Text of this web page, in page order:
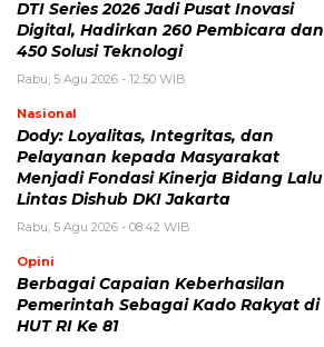
DTI Series 2026 Jadi Pusat Inovasi
Digital, Hadirkan 260 Pembicara dan
450 Solusi Teknologi
Rabu, 5 Agu 2026 - 12:50 WIB
Nasional
Dody: Loyalitas, Integritas, dan
Pelayanan kepada Masyarakat
Menjadi Fondasi Kinerja Bidang Lalu
Lintas Dishub DKI Jakarta
Rabu, 5 Agu 2026 - 08:42 WIB
Opini
Berbagai Capaian Keberhasilan
Pemerintah Sebagai Kado Rakyat di
HUT RI Ke 81